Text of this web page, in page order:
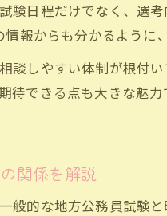
保
茨
保
保
験日程だけでなく、選
報からも分かるように
談しやすい体制が根付
待できる点も大きな魅
関係を解説
般的な地方公務員試験